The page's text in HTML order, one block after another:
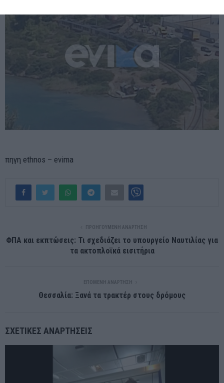
πηγη ethnos – evima
ΠΡΟΗΓΟΎΜΕΝΗ ΑΝΆΡΤΗΣΗ
ΦΠΑ και εκπτώσεις: Τι σχεδιάζει το υπουργείο Ναυτιλίας για
τα ακτοπλοϊκά εισιτήρια
ΕΠΌΜΕΝΗ ΑΝΆΡΤΗΣΗ
Θεσσαλία: Ξανά τα τρακτέρ στους δρόμους
ΣΧΕΤΙΚΈΣ ΑΝΑΡΤΉΣΕΙΣ